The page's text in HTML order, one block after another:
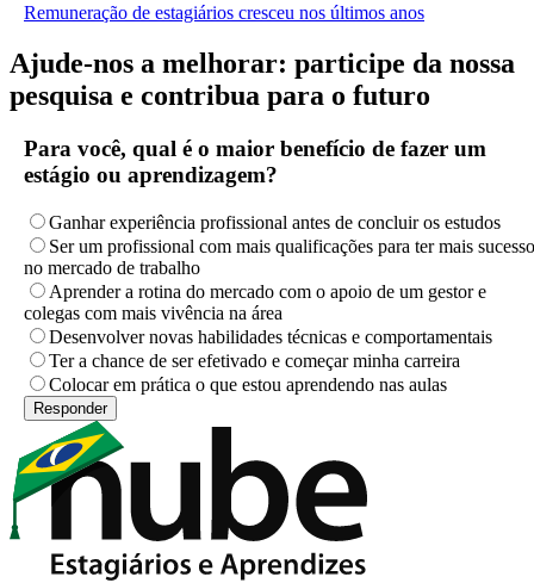
Remuneração de estagiários cresceu nos últimos anos
Ajude-nos a melhorar: participe da nossa
pesquisa e contribua para o futuro
Para você, qual é o maior benefício de fazer um
estágio ou aprendizagem?
Ganhar experiência profissional antes de concluir os estudos
Ser um profissional com mais qualificações para ter mais sucesso
no mercado de trabalho
Aprender a rotina do mercado com o apoio de um gestor e
colegas com mais vivência na área
Desenvolver novas habilidades técnicas e comportamentais
Ter a chance de ser efetivado e começar minha carreira
Colocar em prática o que estou aprendendo nas aulas